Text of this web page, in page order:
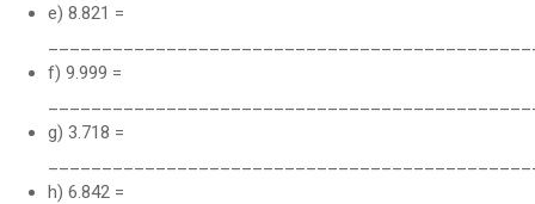
e) 8.821 =
f) 9.999 =
g) 3.718 =
h) 6.842 =